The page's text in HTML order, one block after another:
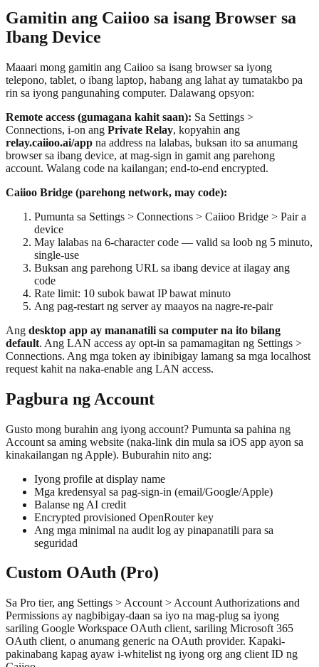
Gamitin ang Caiioo sa isang Browser sa
Ibang Device
Maaari mong gamitin ang Caiioo sa isang browser sa iyong
telepono, tablet, o ibang laptop, habang ang lahat ay tumatakbo pa
rin sa iyong pangunahing computer. Dalawang opsyon:
Remote access (gumagana kahit saan): Sa Settings >
Connections, i-on ang Private Relay, kopyahin ang
relay.caiioo.ai/app na address na lalabas, buksan ito sa anumang
browser sa ibang device, at mag-sign in gamit ang parehong
account. Walang code na kailangan; end-to-end encrypted.
Caiioo Bridge (parehong network, may code):
Pumunta sa Settings > Connections > Caiioo Bridge > Pair a
device
May lalabas na 6-character code — valid sa loob ng 5 minuto,
single-use
Buksan ang parehong URL sa ibang device at ilagay ang
code
Rate limit: 10 subok bawat IP bawat minuto
Ang pag-restart ng server ay maayos na nagre-re-pair
Ang desktop app ay mananatili sa computer na ito bilang
default. Ang LAN access ay opt-in sa pamamagitan ng Settings >
Connections. Ang mga token ay ibinibigay lamang sa mga localhost
request kahit na naka-enable ang LAN access.
Pagbura ng Account
Gusto mong burahin ang iyong account? Pumunta sa pahina ng
Account sa aming website (naka-link din mula sa iOS app ayon sa
kinakailangan ng Apple). Buburahin nito ang:
Iyong profile at display name
Mga kredensyal sa pag-sign-in (email/Google/Apple)
Balanse ng AI credit
Encrypted provisioned OpenRouter key
Ang mga minimal na audit log ay pinapanatili para sa
seguridad
Custom OAuth (Pro)
Sa Pro tier, ang Settings > Account > Account Authorizations and
Permissions ay nagbibigay-daan sa iyo na mag-plug sa iyong
sariling Google Workspace OAuth client, sariling Microsoft 365
OAuth client, o anumang generic na OAuth provider. Kapaki-
pakinabang kapag ayaw i-whitelist ng iyong org ang client ID ng